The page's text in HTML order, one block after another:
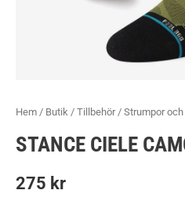
Hem / Butik / Tillbehör/ Strumpor
STANCE CIELE
275 kr